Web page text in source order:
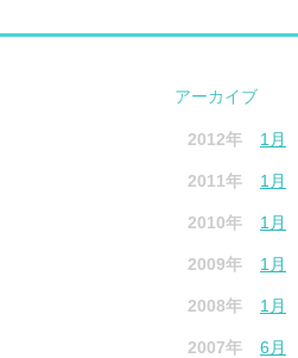
アーカイブ
2012年 1月
2011年 1月
2010年 1月
2009年 1月
2008年 1月
2007年 6月